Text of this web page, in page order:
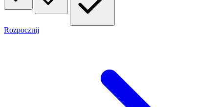
Rozpocznij